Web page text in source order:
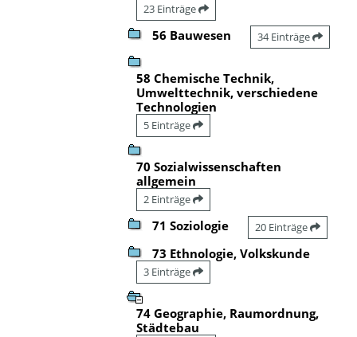
23 Einträge
56 Bauwesen 34 Einträge
58 Chemische Technik,
Umwelttechnik, verschiedene
Technologien
5 Einträge
70 Sozialwissenschaften
allgemein
2 Einträge
71 Soziologie 20 Einträge
73 Ethnologie, Volkskunde
3 Einträge
74 Geographie, Raumordnung,
Städtebau